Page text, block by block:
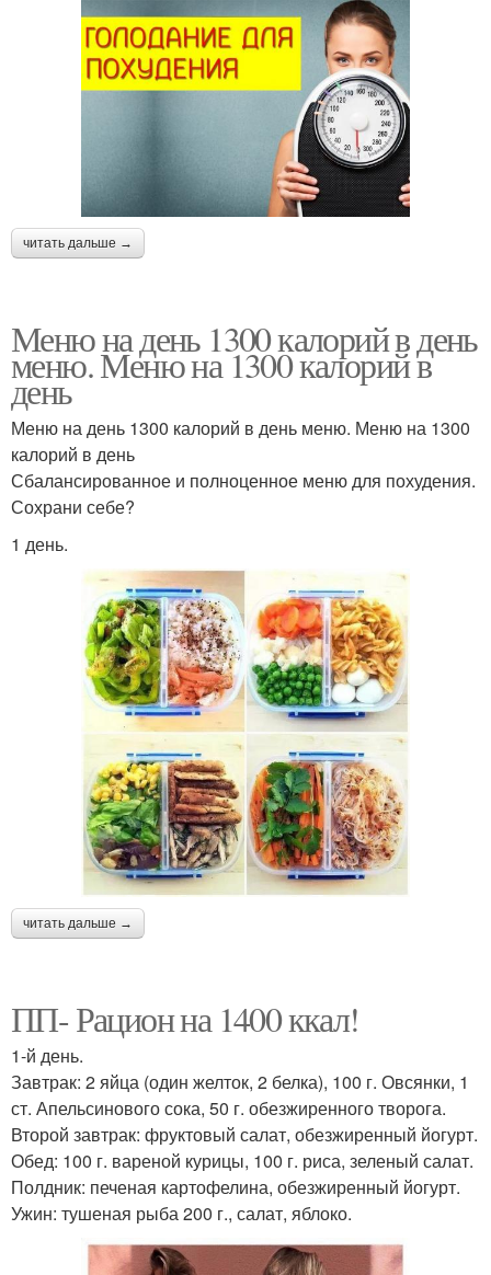
читать дальше →
Меню на день 1300 калорий в день
меню. Меню на 1300 калорий в
день
Меню на день 1300 калорий в день меню. Меню на 1300
калорий в день
Сбалансированное и полноценное меню для похудения.
Сохрани себе?
1 день.
читать дальше →
ПП- Рацион на 1400 ккал!
1-й день.
Завтрак: 2 яйца (один желток, 2 белка), 100 г. Овсянки, 1
ст. Апельсинового сока, 50 г. обезжиренного творога.
Второй завтрак: фруктовый салат, обезжиренный йогурт.
Обед: 100 г. вареной курицы, 100 г. риса, зеленый салат.
Полдник: печеная картофелина, обезжиренный йогурт.
Ужин: тушеная рыба 200 г., салат, яблоко.